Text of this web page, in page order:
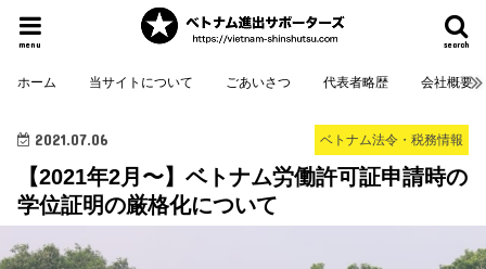
search
menu
ホーム 当サイトについて ごあいさつ 代表者略歴 会社概要
ベトナム法令・税務情報
2021.07.06
【2021年2月〜】ベトナム労働許可証申請時の
学位証明の厳格化について